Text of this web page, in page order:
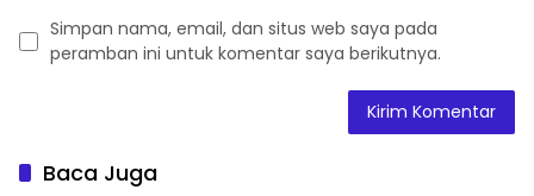
Simpan nama, email, dan situs web saya pada
peramban ini untuk komentar saya berikutnya.
Baca Juga